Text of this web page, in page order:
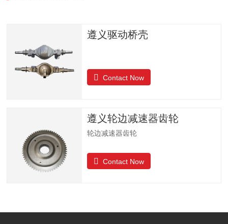
遵义驱动桥壳
Contact Now
遵义轮边减速器齿轮
轮边减速器齿轮
Contact Now